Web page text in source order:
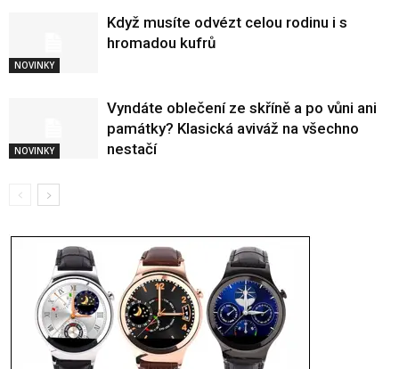
NOVINKY
Když musíte odvézt celou rodinu i s
hromadou kufrů
NOVINKY
Vyndáte oblečení ze skříně a po vůni ani
památky? Klasická aviváž na všechno
nestačí